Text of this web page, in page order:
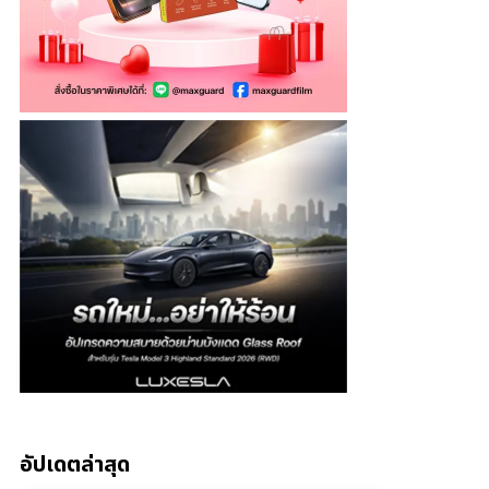
อัปเดตล่าสุด